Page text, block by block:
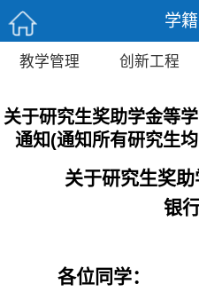
学
教学管理 创新工程
关于研究生奖助学金等
通知(通知所有研究生
关于研究生奖
银
各位同学：